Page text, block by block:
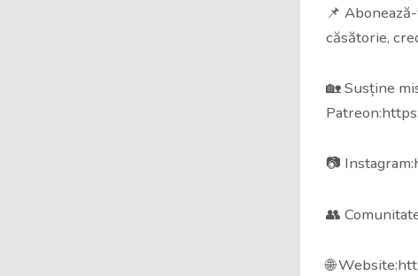
📌
căsătorie,
🏡 Susține
📷
👥
🌐